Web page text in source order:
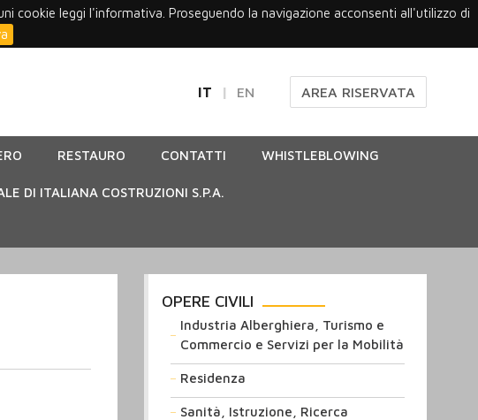
cookie leggi l'informativa. Proseguendo la navigazione acconsenti all'utilizzo di
IT EN AREA RISERVATA
RESTAURO CONTATTI WHISTLEBLOWING
DI ITALIANA COSTRUZIONI S.P.A.
OPERE CIVILI
Industria Alberghiera, Turismo e
Commercio e Servizi per la Mobilità
Residenza
Sanità, Istruzione, Ricerca